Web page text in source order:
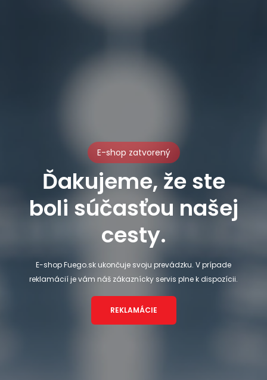
E-shop zatvorený
Ďakujeme, že ste
boli súčasťou našej
cesty.
E-shop Fuego.sk ukončuje svoju prevádzku. V prípade
reklamácií je vám náš zákaznícky servis plne k dispozícii.
REKLAMÁCIE